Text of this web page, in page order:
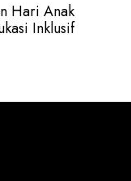
Hari Anak
Inklusif